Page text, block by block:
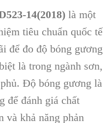
14(2018)là một
tiêu chuẩn quốc tế
để đo độ bóng gương
là trong ngành sơn,
Độ bóng gương là
để đánh giá chất
và khả năng phản